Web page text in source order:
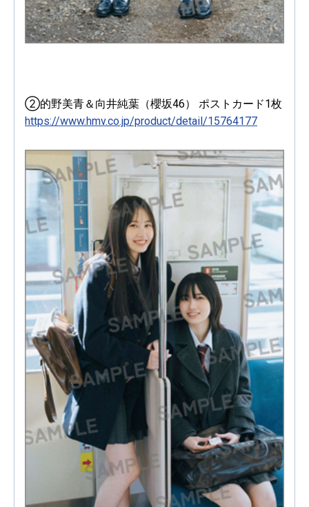
②的野美青＆向井純葉（櫻坂46） ポストカード1枚
https://www.hmv.co.jp/product/detail/15764177